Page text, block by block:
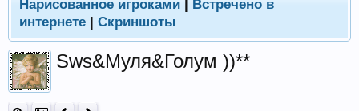
Нарисованное игроками | Встречено в
интернете | Скриншоты
Sws&Муля&Голум ))**